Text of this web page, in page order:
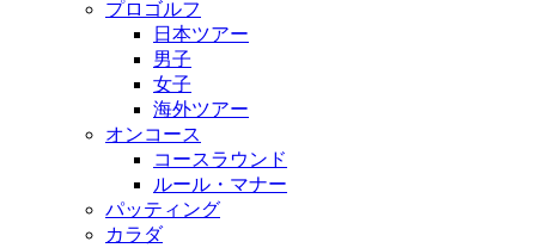
プロゴルフ
日本ツアー
男子
女子
海外ツアー
オンコース
コースラウンド
ルール・マナー
パッティング
カラダ